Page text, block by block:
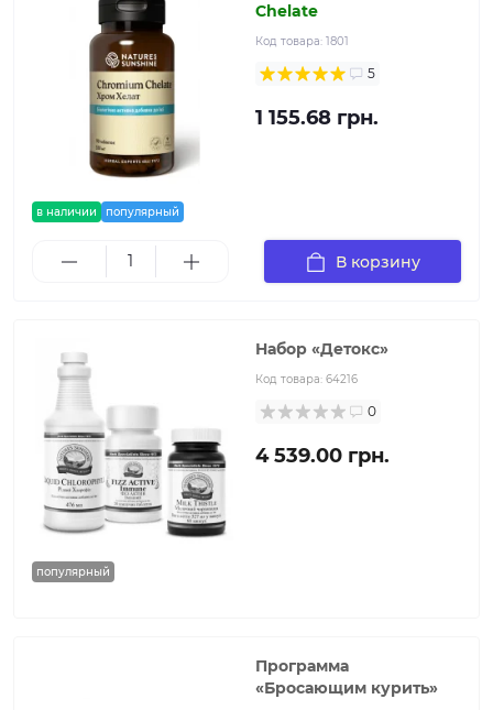
в наличии популярный
Chelate
Код товара: 1801
5
1 155.68 грн.
В корзину
популярный
Набор «Детокс»
Код товара: 64216
0
4 539.00 грн.
Программа
«Бросающим курить»